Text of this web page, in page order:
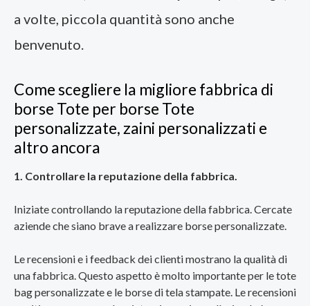
a volte, piccola quantità sono anche
benvenuto.
Come scegliere la migliore fabbrica di
borse Tote per borse Tote
personalizzate, zaini personalizzati e
altro ancora
1. Controllare la reputazione della fabbrica.
Iniziate controllando la reputazione della fabbrica. Cercate
aziende che siano brave a realizzare borse personalizzate.
Le recensioni e i feedback dei clienti mostrano la qualità di
una fabbrica. Questo aspetto è molto importante per le tote
bag personalizzate e le borse di tela stampate. Le recensioni